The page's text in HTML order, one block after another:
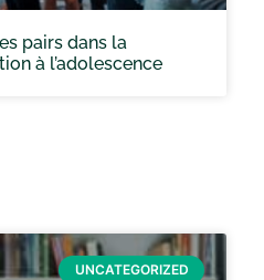
pairs dans la
à l’adolescence
UNCATEGORIZED